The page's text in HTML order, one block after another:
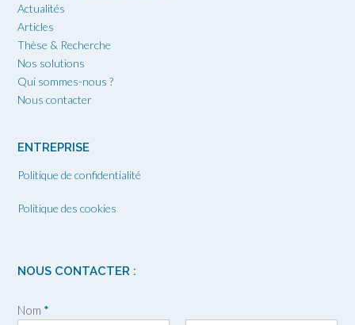
Actualités
Articles
Thèse & Recherche
Nos solutions
Qui sommes-nous ?
Nous contacter
ENTREPRISE
Politique de confidentialité
Politique des cookies
NOUS CONTACTER :
Nom *